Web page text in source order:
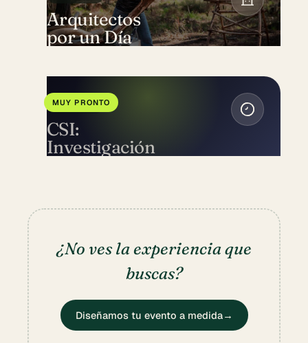
Arquitectos
por un Día
MUY PRONTO
MISTERIO
CSI:
Investigación
¿No ves la experiencia que
buscas?
Diseñamos tu evento a medida→